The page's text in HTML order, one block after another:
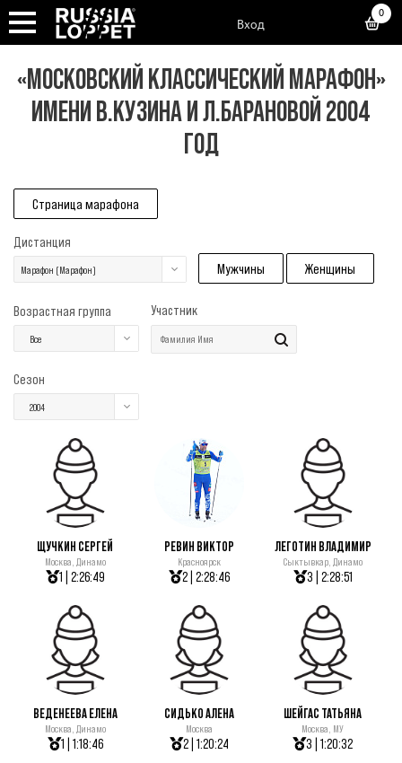
Вход
0
«МОСКОВСКИЙ КЛАССИЧЕСКИЙ МАРАФОН»
ИМЕНИ В.КУЗИНА И Л.БАРАНОВОЙ 2004
ГОД
Страница марафона
Дистанция
Марафон (Марафон) Мужчины Женщины
Возрастная группа
Все
Участник
Сезон
2004
ЩУЧКИН СЕРГЕЙ
Москва, Динамо
1 | 2:26:49
РЕВИН ВИКТОР
Красноярск
2 | 2:28:46
ЛЕГОТИН ВЛАДИМИР
Сыктывкар, Динамо
3 | 2:28:51
ВЕДЕНЕЕВА ЕЛЕНА
Москва, Динамо
1 | 1:18:46
СИДЬКО АЛЕНА
Москва
2 | 1:20:24
ШЕЙГАС ТАТЬЯНА
Москва, МУ
3 | 1:20:32